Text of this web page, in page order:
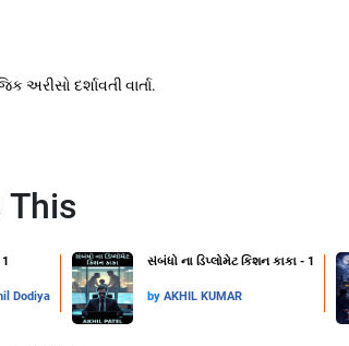
અરીસો દર્શાવતી વાર્તા.
This
Dodiya
સંબંધો ના ડિપ્લોમેટ કિશન કાકા - 1
by AKHIL KUMAR